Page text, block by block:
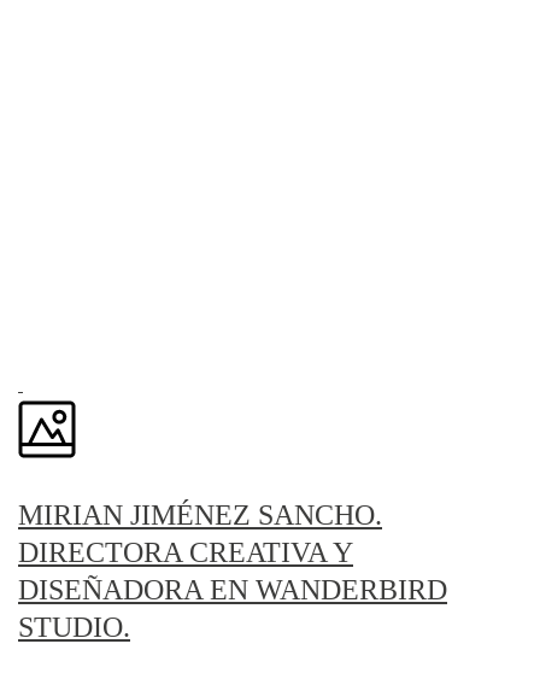
MIRIAN JIMÉNEZ SANCHO.
DIRECTORA CREATIVA Y
DISEÑADORA EN WANDERBIRD
STUDIO.